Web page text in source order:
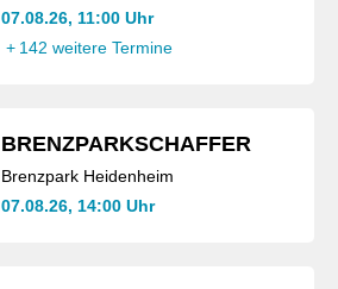
07.08.26, 11:00 Uhr
+ 142 weitere Termine
BRENZPARKSCHAFFER
Brenzpark Heidenheim
07.08.26, 14:00 Uhr